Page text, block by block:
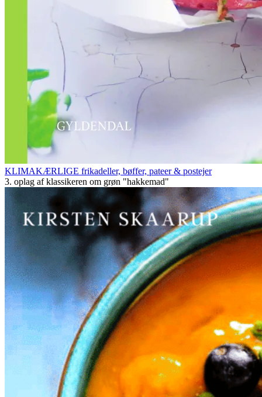
KLIMAKÆRLIGE frikadeller, bøffer, pateer & postejer
3. oplag af klassikeren om grøn "hakkemad"